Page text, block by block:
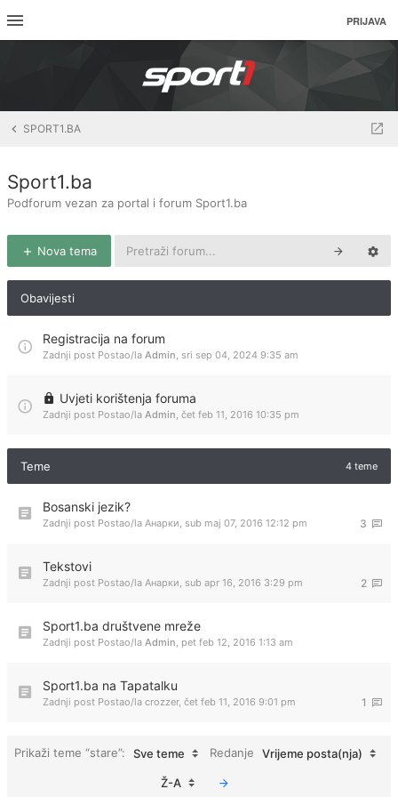
PRIJAVA
SPORT1.BA
Sport1.ba
Podforum vezan za portal i forum Sport1.ba
Nova tema
Obavijesti
Registracija na forum
Zadnji post Postao/la Admin, sri sep 04, 2024 9:35 am
Uvjeti korištenja foruma
Zadnji post Postao/la Admin, čet feb 11, 2016 10:35 pm
Teme 4 teme
Bosanski jezik?
3
Zadnji post Postao/la Анарки, sub maj 07, 2016 12:12 pm
Tekstovi
2
Zadnji post Postao/la Анарки, sub apr 16, 2016 3:29 pm
Sport1.ba društvene mreže
Zadnji post Postao/la Admin, pet feb 12, 2016 1:13 am
Sport1.ba na Tapatalku
1
Zadnji post Postao/la crozzer, čet feb 11, 2016 9:01 pm
Prikaži teme “stare”: Sve teme Redanje Vrijeme posta(nja)
Ž-A